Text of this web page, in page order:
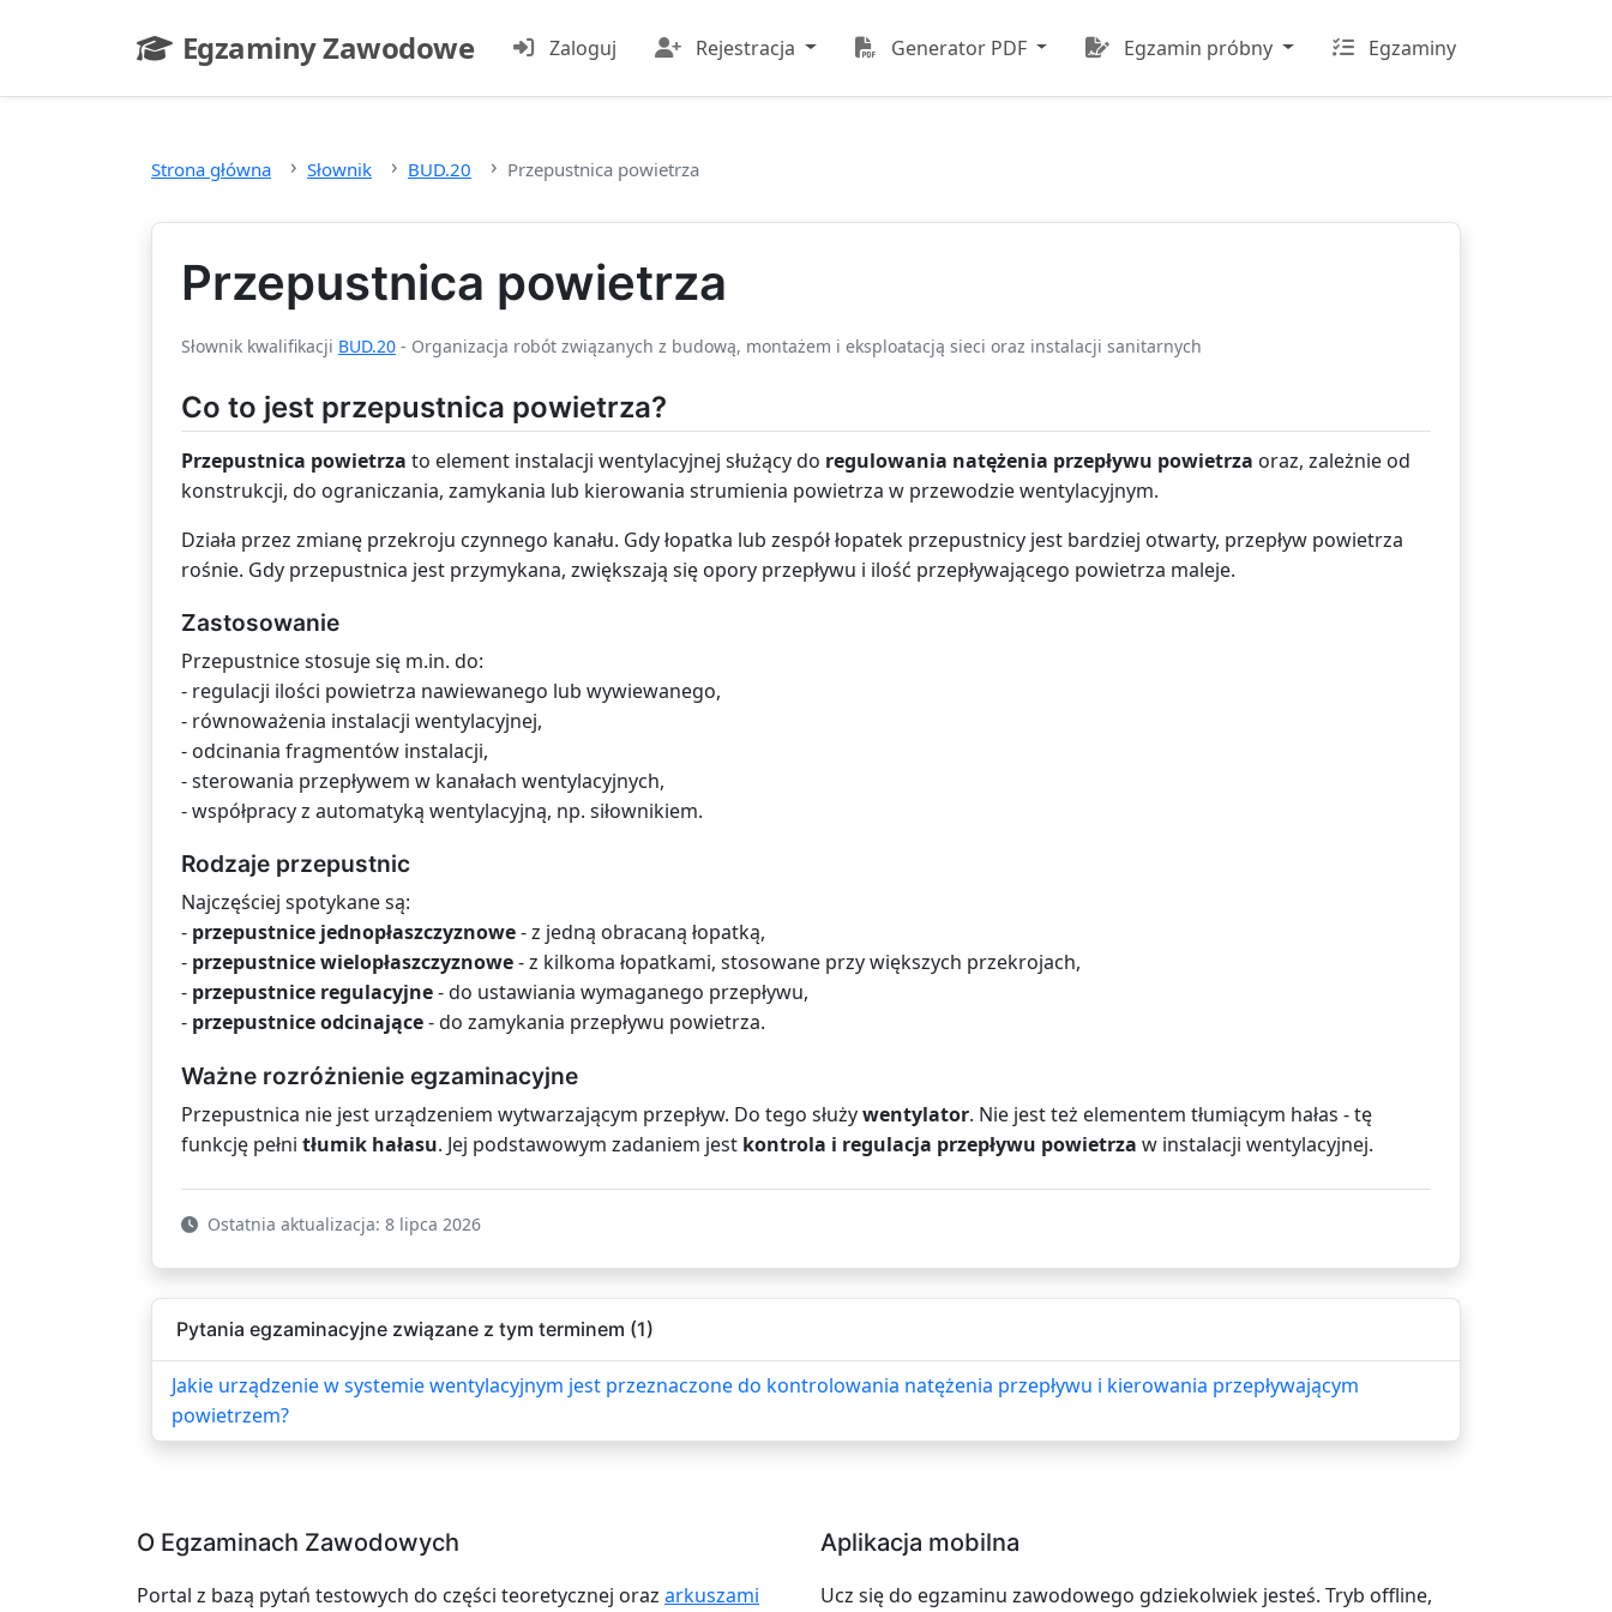
Egzaminy Zawodowe
- strona główna
Zaloguj Rejestracja Generator PDF Egzamin próbny Egzaminy
Strona główna Słownik BUD.20 Przepustnica powietrza
Przepustnica powietrza
Słownik kwalifikacji BUD.20 - Organizacja robót związanych z budową, montażem i eksploatacją sieci oraz instalacji sanitarnych
Co to jest przepustnica powietrza?
Przepustnica powietrza to element instalacji wentylacyjnej służący do regulowania natężenia przepływu powietrza oraz, zależnie od
konstrukcji, do ograniczania, zamykania lub kierowania strumienia powietrza w przewodzie wentylacyjnym.
Działa przez zmianę przekroju czynnego kanału. Gdy łopatka lub zespół łopatek przepustnicy jest bardziej otwarty, przepływ powietrza
rośnie. Gdy przepustnica jest przymykana, zwiększają się opory przepływu i ilość przepływającego powietrza maleje.
Zastosowanie
Przepustnice stosuje się m.in. do:
- regulacji ilości powietrza nawiewanego lub wywiewanego,
- równoważenia instalacji wentylacyjnej,
- odcinania fragmentów instalacji,
- sterowania przepływem w kanałach wentylacyjnych,
- współpracy z automatyką wentylacyjną, np. siłownikiem.
Rodzaje przepustnic
Najczęściej spotykane są:
- przepustnice jednopłaszczyznowe- z jedną obracaną łopatką,
- przepustnice wielopłaszczyznowe- z kilkoma łopatkami, stosowane przy większych przekrojach,
- przepustnice regulacyjne- do ustawiania wymaganego przepływu,
- przepustnice odcinające- do zamykania przepływu powietrza.
Ważne rozróżnienie egzaminacyjne
Przepustnica nie jest urządzeniem wytwarzającym przepływ. Do tego służywentylator. Nie jest też elementem tłumiącym hałas - tę
funkcję pełni tłumik hałasu. Jej podstawowym zadaniem jest kontrola i regulacja przepływu powietrza w instalacji wentylacyjnej.
Ostatnia aktualizacja: 8 lipca 2026
Pytania egzaminacyjne związane z tym terminem (1)
Jakie urządzenie w systemie wentylacyjnym jest przeznaczone do kontrolowania natężenia przepływu i kierowania przepływającym
powietrzem?
O Egzaminach Zawodowych
Portal z bazą pytań testowych do części teoretycznej oraz arkuszami
Aplikacja mobilna
Ucz się do egzaminu zawodowego gdziekolwiek jesteś. Tryb offline,